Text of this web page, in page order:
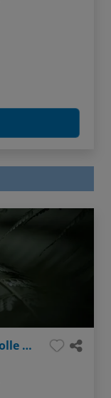
Poesie des Lichts – stimmungsvolle Naturfotografie